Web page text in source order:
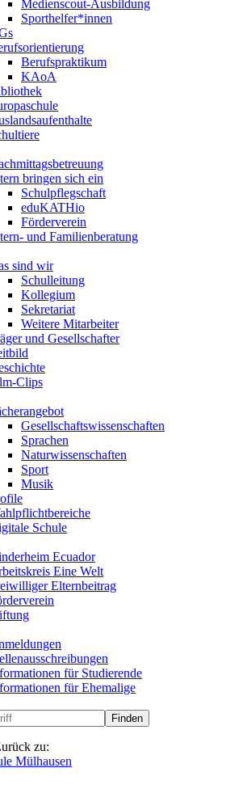
Medienscout-Ausbildung
Sporthelfer*innen
Berufspraktikum
KAoA
bringen sich ein
Schulpflegschaft
eduKATHio
Förderverein
und Familienberatung
sind wir
Schulleitung
Kollegium
Sekretariat
Weitere Mitarbeiter
und Gesellschafter
Clips
Gesellschaftswissenschaften
Sprachen
Naturwissenschaften
Sport
Musik
Schule
Ecuador
Eine Welt
Elternbeitrag
für Studierende
für Ehemalige
zu:
Mülhausen